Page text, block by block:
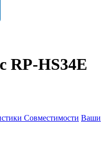
RP-HS34E
Совместимости Ваши